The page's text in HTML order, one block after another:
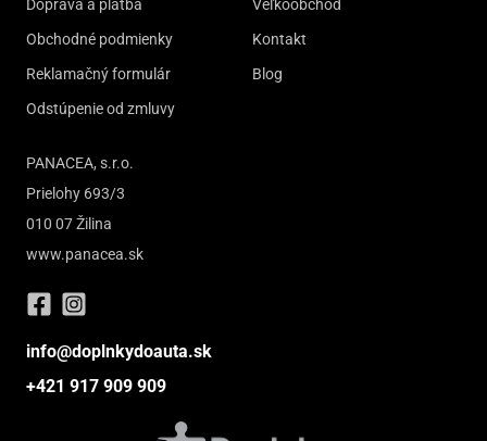
Doprava a platba
Obchodné podmienky
Reklamačný formulár
Odstúpenie od zmluvy
Veľkoobchod
Kontakt
Blog
PANACEA, s.r.o.
Prielohy 693/3
010 07 Žilina
www.panacea.sk
info@doplnkydoauta.sk
+421 917 909 909